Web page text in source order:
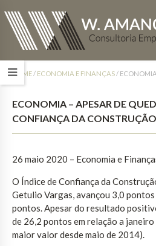
HOME/ ECONOMIA E FINANÇAS/
ECONOMIA – APESAR DE
CONFIANÇA DA
26 maio 2020 – Economia e
O Índice de Confiança da
Getulio Vargas, avançou 3,0
pontos. Apesar do resultado
de 26,2 pontos em relação a
maior valor desde maio de 2014).